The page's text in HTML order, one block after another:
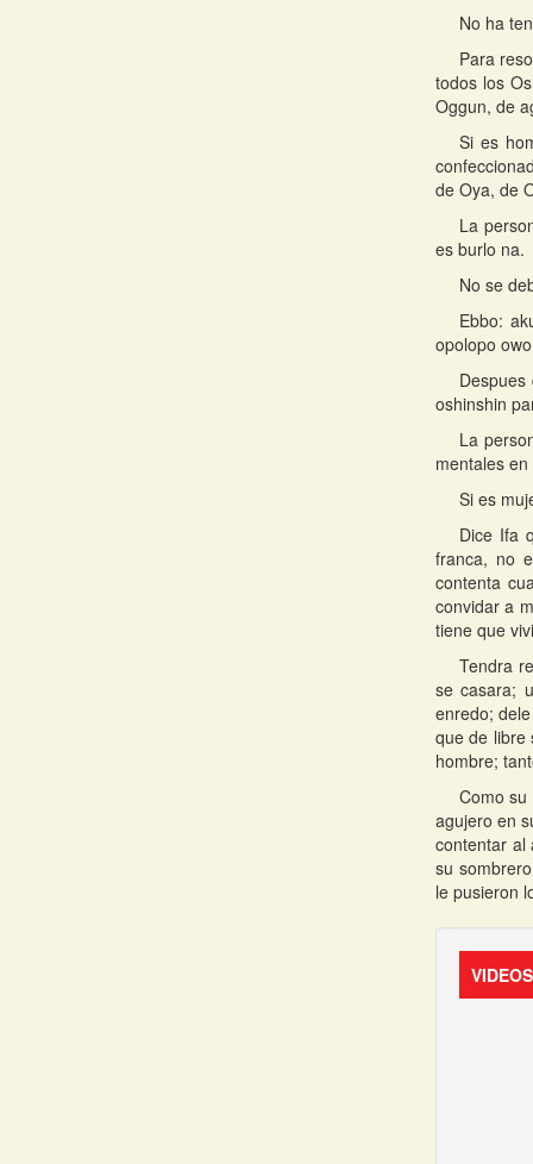
No ha
Para
todos los
Oggun, de
Si es
de Oya, de
La
es burlo na.
No se
Ebbo:
opolopo
oshinshin
La
mentales
Si es
Dice Ifa
franca, no
contenta
convidar a
tiene que
Tendra
se casara;
enredo;
que de libre
hombre;
Como
agujero en
contentar al
su
le pusieron